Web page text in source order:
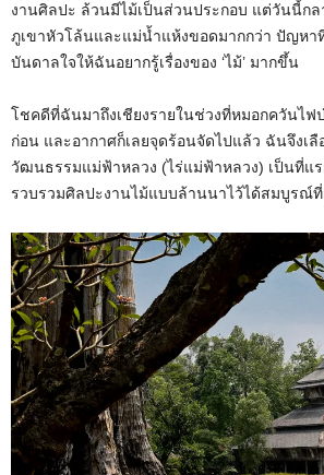
งานศิลปะ ล้วนมีไม้เป็นส่วนประกอบ แต่วันนี้กล
ภูเขาหัวโล้นและแม่น้ำแห้งขอดมากกว่า ปัญหา
บันดาลใจให้ฉันอยากรู้เรื่องของ ‘ไม้’ มากขึ้น
โชคดีที่ฉันมาถึงเชียงรายในช่วงที่หมอกควันไฟป่
ก่อน และอากาศก็เลยจุดร้อนจัดไปแล้ว ฉันจึงเ
วัฒนธรรมแม่ฟ้าหลวง (ไร่แม่ฟ้าหลวง) เป็นที่แ
รวบรวมศิลปะงานไม้แบบล้านนาไว้ได้สมบูรณ์